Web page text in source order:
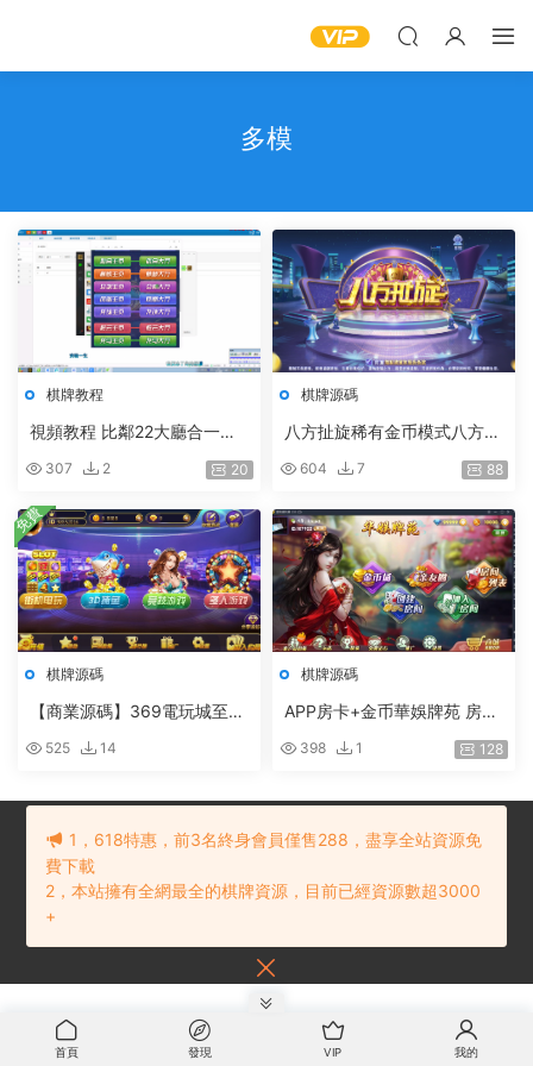
多模
棋牌教程
視頻教程 比鄰22大廳合一帶
307 2 20
棋牌源碼
八方扯旋稀有金币模式八方扯
+完整數據
604 7 88
棋牌源碼
【商業源碼】369電玩城至尊
卓/IOS三端源代碼
525 14
免費
棋牌源碼
APP房卡+金币華娛牌苑 房卡
398 1 128
© 2021 棋牌源碼下載網網站地圖 贛ICP備202101234号 内容投訴建議
首頁 發現 VIP 我的
1，618特惠，前3名終身會員僅售288，盡享全站資源免
費下載
2，本站擁有全網最全的棋牌資源，目前已經資源數超3000
+